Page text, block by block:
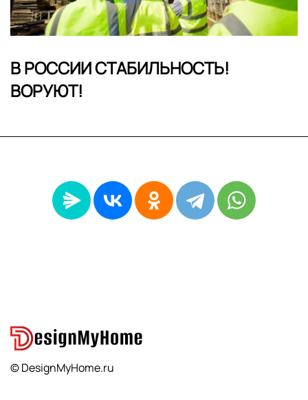
В РОССИИ СТАБИЛЬНОСТЬ!
ВОРУЮТ!
© DesignMyHome.ru